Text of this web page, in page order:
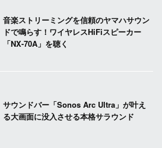
音楽ストリーミングを信頼のヤマハサウン
ドで鳴らす！ワイヤレスHiFiスピーカー
「NX-70A」を聴く
サウンドバー「Sonos Arc Ultra」が叶え
る大画面に没入させる本格サラウンド